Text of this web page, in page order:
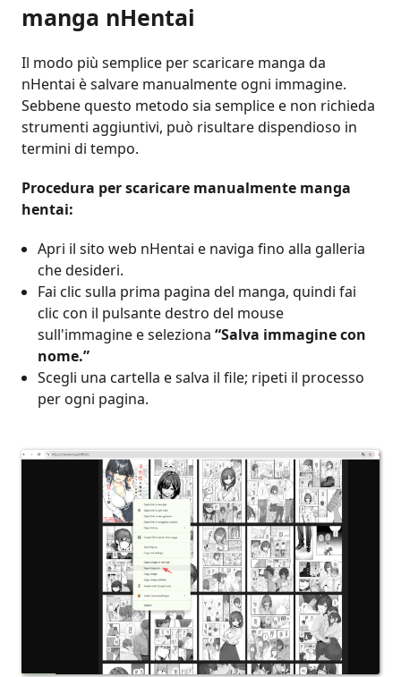
manga nHentai
Il modo più semplice per scaricare manga da
nHentai è salvare manualmente ogni immagine.
Sebbene questo metodo sia semplice e non richieda
strumenti aggiuntivi, può risultare dispendioso in
termini di tempo.
Procedura per scaricare manualmente manga
hentai:
Apri il sito web nHentai e naviga fino alla galleria
che desideri.
Fai clic sulla prima pagina del manga, quindi fai
clic con il pulsante destro del mouse
sull'immagine e seleziona “Salva immagine con
nome.”
Scegli una cartella e salva il file; ripeti il ​​processo
per ogni pagina.